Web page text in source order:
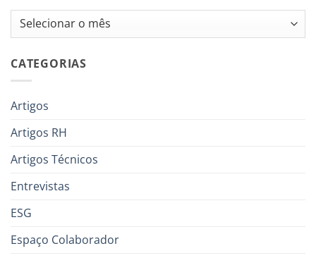
Arquivos
CATEGORIAS
Artigos
Artigos RH
Artigos Técnicos
Entrevistas
ESG
Espaço Colaborador